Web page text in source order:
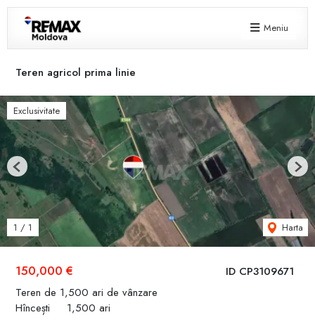
Meniu
Teren agricol prima linie
ID CP3109671
150,000 €
Teren de 1,500 ari de vânzare
Hîncești
1,500 ari
Exclusivitate
1 / 1 Harta
Previous Next